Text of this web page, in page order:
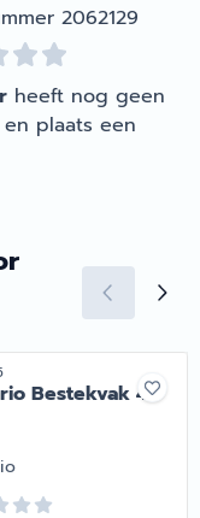
2062129
heeft nog geen
plaats een
Bestekvak 4-